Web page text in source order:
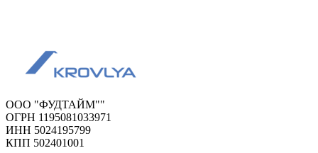
ООО "ФУДТАЙМ""
ОГРН 1195081033971
ИНН 5024195799
КПП 502401001